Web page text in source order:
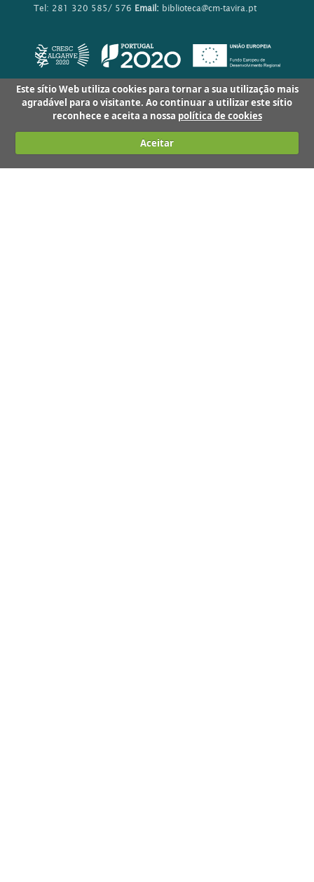
Tel: 281 320 585/ 576 Email: biblioteca@cm-tavira.pt
Este sítio Web utiliza cookies para tornar a sua utilização mais
agradável para o visitante. Ao continuar a utilizar este sítio
reconhece e aceita a nossa política de cookies
Aceitar